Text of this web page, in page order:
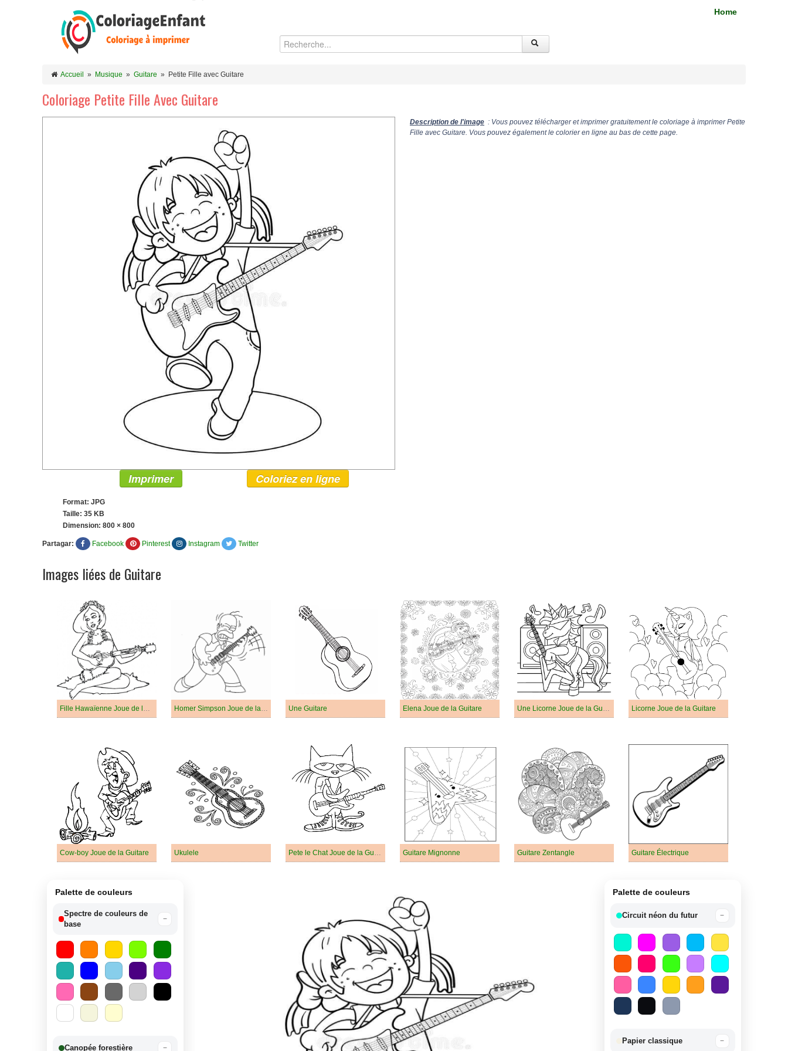
Home
Accueil » Musique » Guitare » Petite Fille avec Guitare
Coloriage Petite Fille Avec Guitare
Description de l'image : Vous pouvez télécharger et imprimer gratuitement le coloriage à imprimer Petite
Fille avec Guitare. Vous pouvez également le colorier en ligne au bas de cette page.
Imprimer Coloriez en ligne
Format: JPG
Taille: 35 KB
Dimension: 800 × 800
Partagar: Facebook Pinterest Instagram Twitter
Images liées de Guitare
Fille Hawaïenne Joue de la Guitare Homer Simpson Joue de la Guitare Une Guitare Elena Joue de la Guitare Une Licorne Joue de la Guitare Licorne Joue de la Guitare
Cow-boy Joue de la Guitare Ukulele Pete le Chat Joue de la Guitare Guitare Mignonne Guitare Zentangle Guitare Électrique
Palette de couleurs
Spectre de couleurs de
base
−
Canopée forestière −
Palette de couleurs
Circuit néon du futur −
Papier classique −